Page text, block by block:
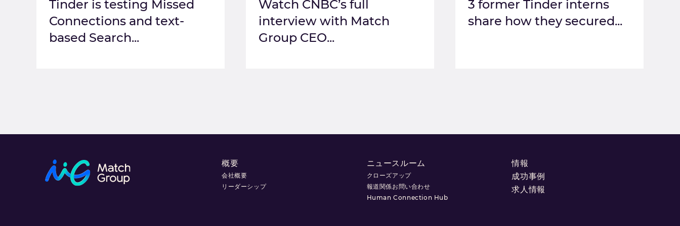
Tinder is testing Missed
Connections and text-
based Search...
Watch CNBC’s full
interview with Match
Group CEO...
3 former Tinder interns
share how they secured...
概要
会社概要
リーダーシップ
ニュースルーム
クローズアップ
報道関係お問い合わせ
Human Connection Hub
情報
成功事例
求人情報